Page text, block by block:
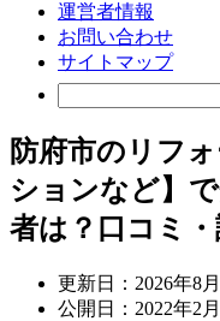
運営者情報
お問い合わせ
サイトマップ
防府市のリフ
ションなど】
者は？口コミ・
更新日： 2026年8
公開日： 2022年2